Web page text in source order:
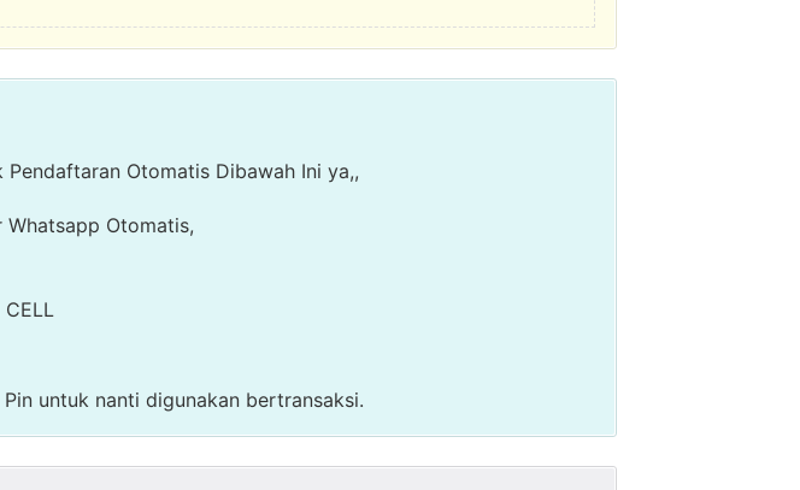
Otomatis Dibawah Ini ya,,
Otomatis,
untuk nanti digunakan bertransaksi.